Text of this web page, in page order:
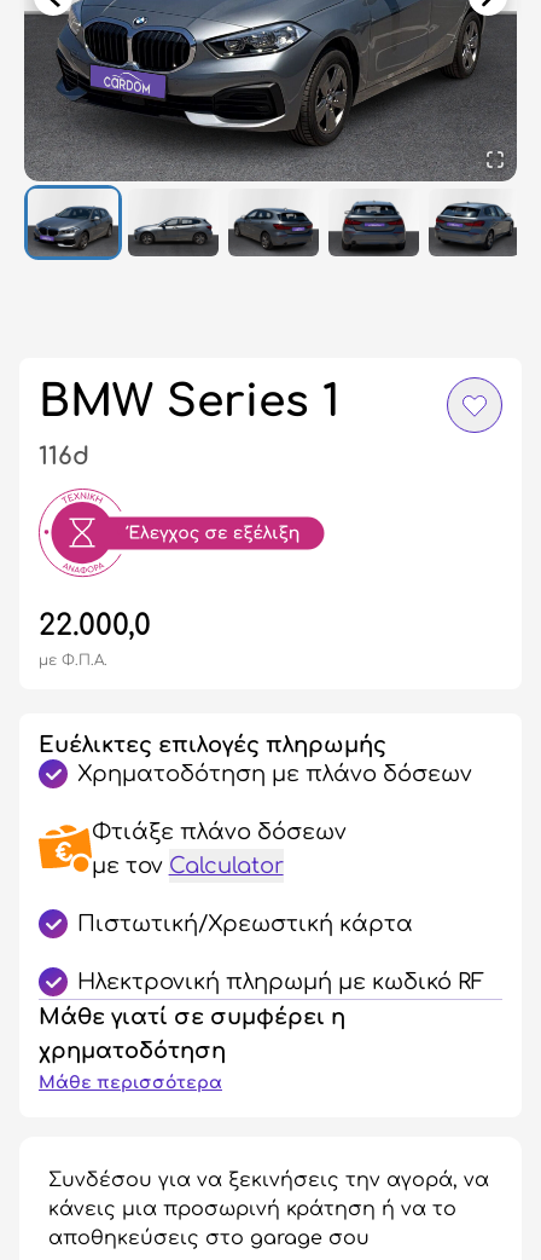
BMW Series 1
116d
22.000,0
με Φ.Π.Α.
Ευέλικτες επιλογές πληρωμής
Χρηματοδότηση με πλάνο δόσεων
Φτιάξε πλάνο δόσεων
με τον Calculator
Πιστωτική/Χρεωστική κάρτα
Ηλεκτρονική πληρωμή με κωδικό RF
Μάθε γιατί σε συμφέρει η
χρηματοδότηση
Μάθε περισσότερα
Συνδέσου για να ξεκινήσεις την αγορά, να
κάνεις μια προσωρινή κράτηση ή να το
αποθηκεύσεις στο garage σου